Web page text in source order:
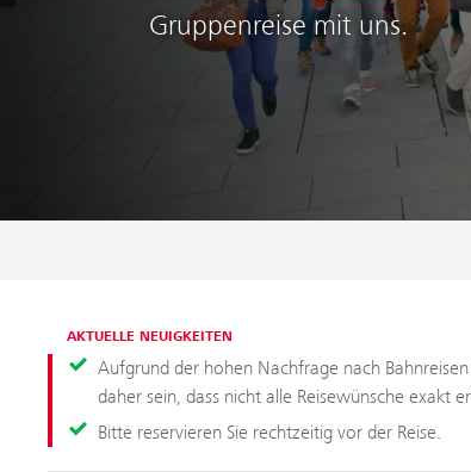
Gruppenreise mit uns.
AKTUELLE NEUIGKEITEN
Aufgrund der hohen Nachfrage nach
daher sein, dass nicht alle Reisewünsche exakt
Bitte reservieren Sie rechtzeitig vor der Reise.